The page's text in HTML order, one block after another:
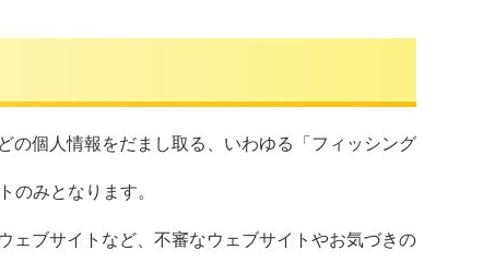
の個人情報をだまし取る、いわゆる「フィッシング
のみとなります。
ェブサイトなど、不審なウェブサイトやお気づきの